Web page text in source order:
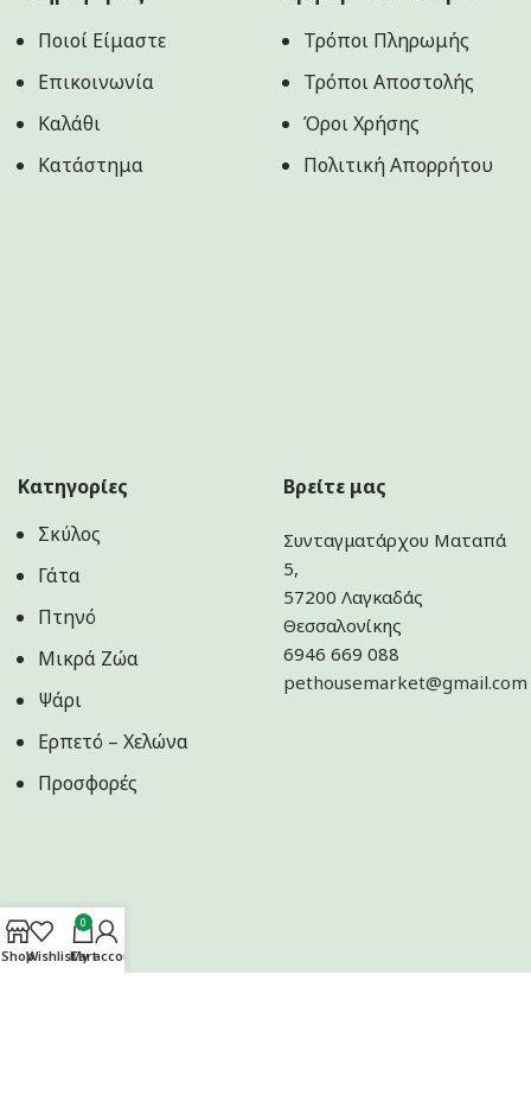
13.90€.
Ποιοί Είμαστε
Επικοινωνία
Καλάθι
Κατάστημα
Τρόποι Πληρωμής
Τρόποι Αποστολής
Όροι Χρήσης
Πολιτική Aπορρήτου
Κατηγορίες
Σκύλος
Γάτα
Πτηνό
Μικρά Ζώα
Ψάρι
Ερπετό – Χελώνα
Προσφορές
Βρείτε μας
Συνταγματάρχου Ματαπά
5,
57200 Λαγκαδάς
Θεσσαλονίκης
6946 669 088
pethousemarket@gmail.com
ShopWishlist
0
Cart
My account